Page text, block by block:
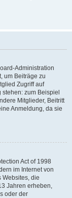
Administration
um Beiträge zu
Zugriff auf
zum Beispiel
Mitglieder, Beitritt
Anmeldung, da sie
Act of 1998
im Internet von
Websites, die
Jahren erheben,
oder der